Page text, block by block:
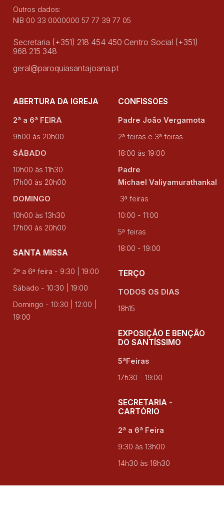
Outros dados:
NIB 00 33 0000000 57 77 39 77 05
Secretaria (+351) 218 454 450 Centro Social (+351)
968 215 348
geral@paroquiasantajoana.pt
ABERTURA DA IGREJA
2ª a 6ª FEIRA
9h00 às 20h00
SÁBADO
10h00 às 11h30
17h00 às 20h00
DOMINGO
10h00 às 13h30
17h00 às 20h00
SANTA MISSA
2ª a 6ª feira - 9:30 | 19:00
Sábado - 10:30 | 19:00
Domingo - 10:30 | 12:00 |
19:00
CONFISSÕES
Padre João Vergamota
2ª feiras e 3ª feiras
18:00 às 19:00
Padre
Michael Valiyamurathankal
3ª feiras
10:00 - 11:00
5ª feiras
18:00 - 19:00
TERÇO
TODOS OS DIAS
18h15
EXPOSIÇÃO E BENÇÃO
DO SANTÍSSIMO
5ªFeiras
17h30 - 19:00
SECRETARIA -
CARTÓRIO
2ª a 6ª Feira
9:30 às 13h00
14h30 às 18h30